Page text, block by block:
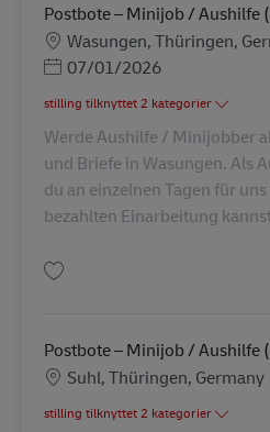
Postbote – Minijob / Aushilfe
Lokation
Wasungen, Thüringen,
Posted Date
07/01/2026
stilling tilknyttet 2 kategorier
Werde Aushilfe / Minijobber
und Briefe in Wasungen. Als
du an einzelnen Tagen für
bezahlten Einarbeitung
Postbote – Minijob / Aushilfe
Lokation
Suhl, Thüringen, Germany
stilling tilknyttet 2 kategorier